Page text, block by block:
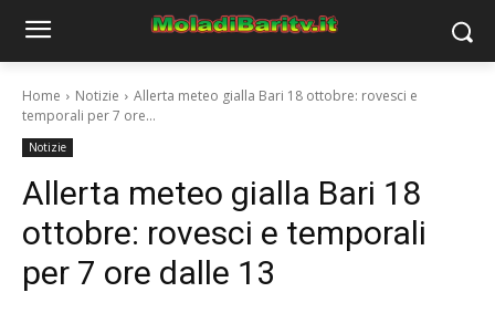
Home Notizie
Allerta meteo gialla Bari 18 ottobre: rovesci e
temporali per 7 ore...
Notizie
Allerta meteo gialla Bari 18
ottobre: rovesci e temporali
per 7 ore dalle 13